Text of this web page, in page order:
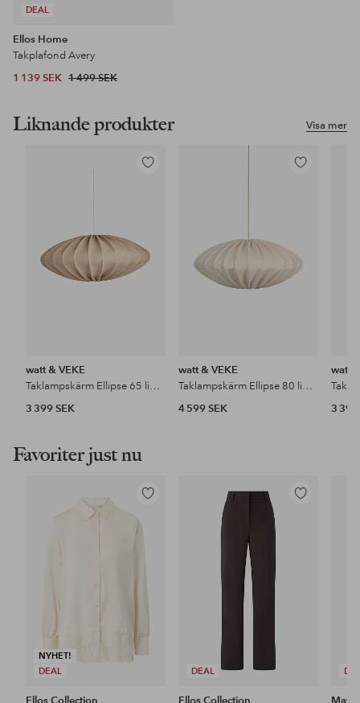
DEAL
Ellos Home
Takplafond Avery
1 139 SEK 1 499 SEK
Visa mer
Liknande produkter
Lägg
watt & VEKE
Taklampskärm Ellipse 65 linne
3 399 SEK
Lägg
watt & VEKE
Taklampskärm Ellipse 80 linne
4 599 SEK
watt
3 399
Favoriter just nu
NYHET!
DEAL
Lägg
i
DEAL
Lägg